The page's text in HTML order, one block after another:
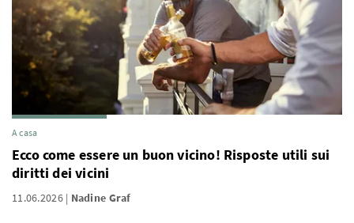
A casa
Ecco come essere un buon vicino! Risposte utili sui
diritti dei vicini
11.06.2026 Nadine Graf